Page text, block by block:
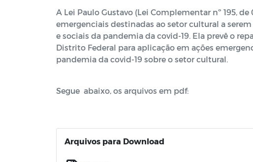
A Lei Paulo Gustavo (Lei Complementar nº 195,
emergenciais destinadas ao setor cultural a
e sociais da pandemia da covid-19. Ela prevê o
Distrito Federal para aplicação em ações
pandemia da covid-19 sobre o setor cultural.
Segue abaixo, os arquivos em pdf:
Arquivos para Download